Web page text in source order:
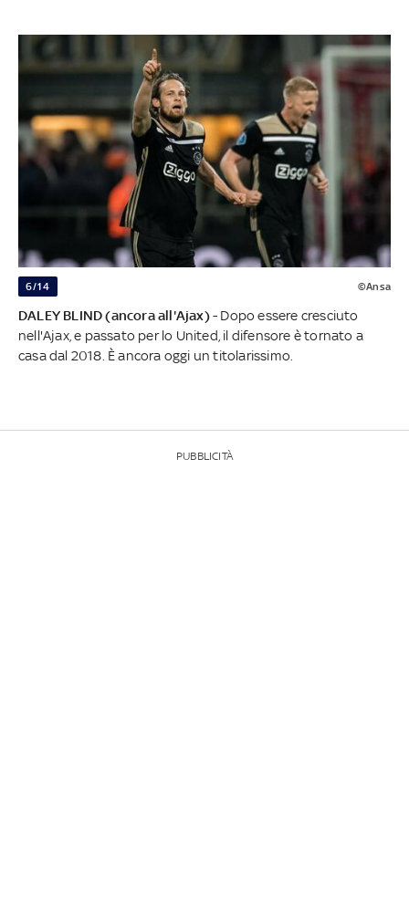
6/14 ©Ansa
DALEY BLIND (ancora all'Ajax)- Dopo essere cresciuto
nell'Ajax, e passato per lo United, il difensore è tornato a
casa dal 2018. È ancora oggi un titolarissimo.
PUBBLICITÀ